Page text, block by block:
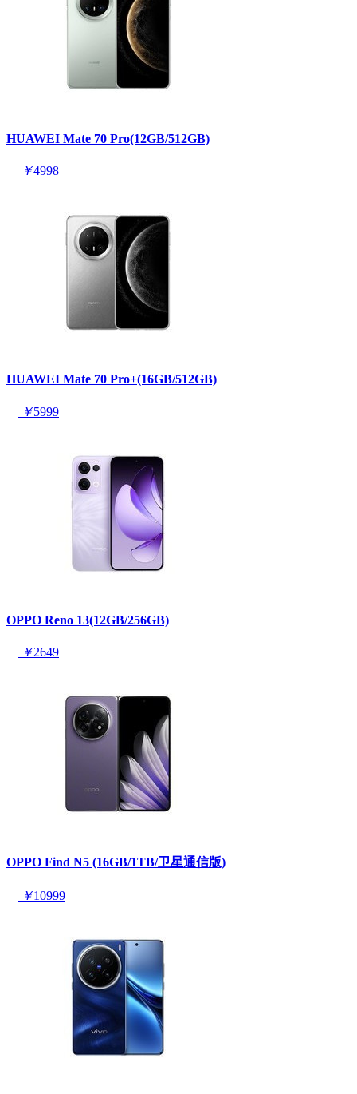
HUAWEI Mate 70 Pro(12GB/512GB)
￥4998
HUAWEI Mate 70 Pro+(16GB/512GB)
￥5999
OPPO Reno 13(12GB/256GB)
￥2649
OPPO Find N5 (16GB/1TB/卫星通信版)
￥10999